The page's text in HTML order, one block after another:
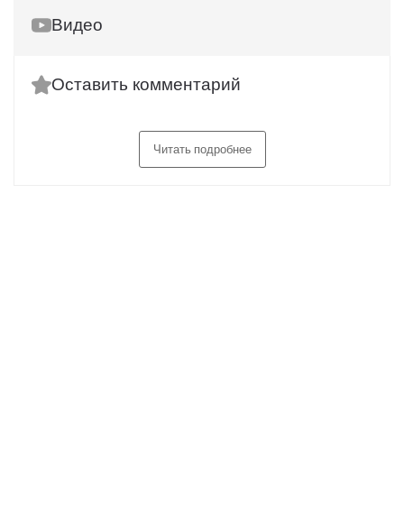
Видео
Оставить комментарий
Читать подробнее